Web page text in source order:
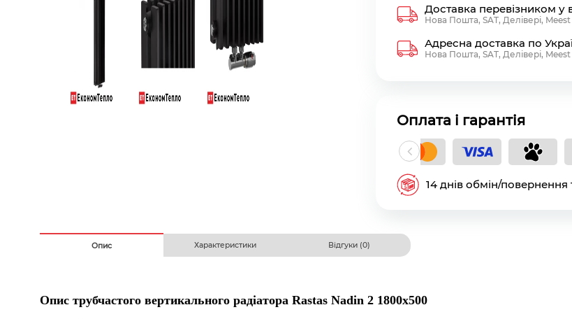
Доставка перевізником у
Нова Пошта, SAT, Делівері, Meest
Адресна доставка по
Нова Пошта, SAT, Делівері, Meest
Оплата і гарантія
14 днів обмін/повернення
Опис Характеристики Відгуки (0)
Опис трубчастого вертикального радіатораRastas Nadin 2 1800x500